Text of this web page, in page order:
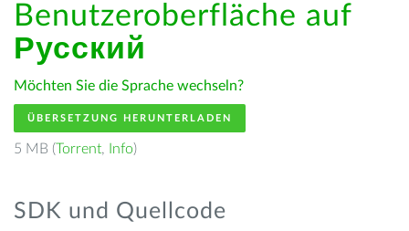
Benutzeroberfläche auf
Русский
Möchten Sie die Sprache wechseln?
ÜBERSETZUNG HERUNTERLADEN
5 MB (Torrent, Info)
SDK und Quellcode